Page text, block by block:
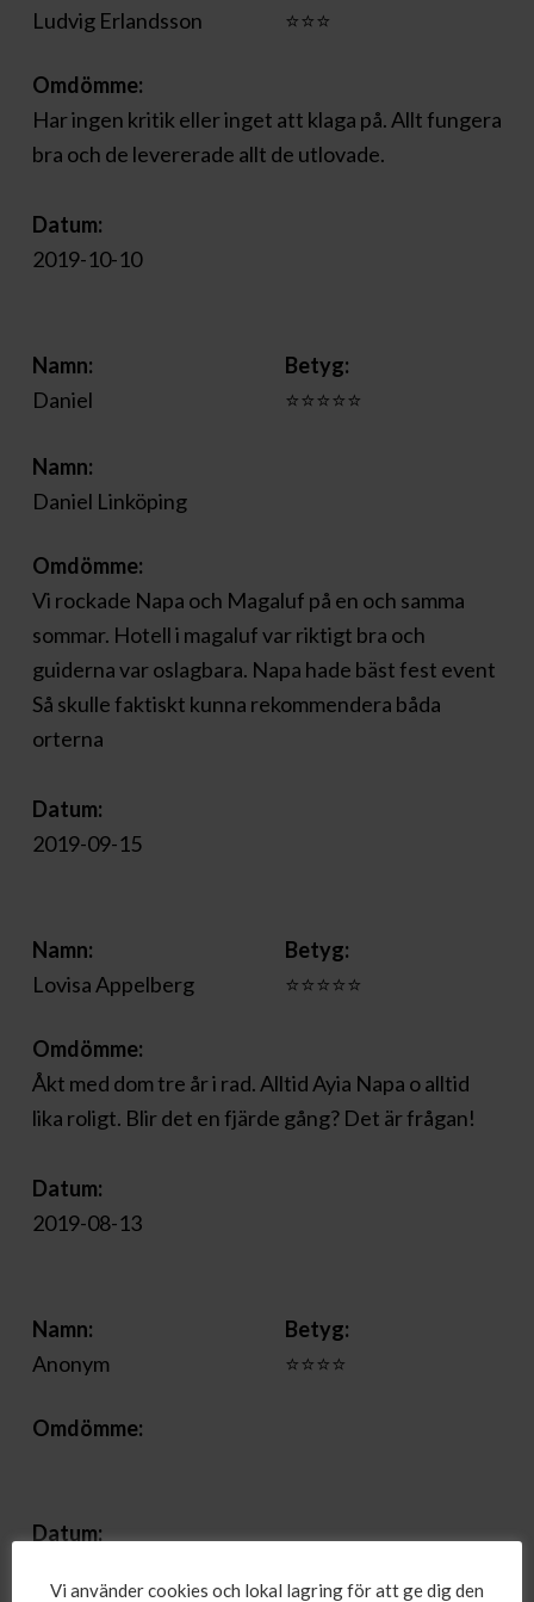
Ludvig Erlandsson
⭐⭐⭐
Omdömme:
Har ingen kritik eller inget att klaga på. Allt fungera
bra och de levererade allt de utlovade.
Datum:
2019-10-10
Namn:
Daniel
Namn:
Daniel Linköping
Betyg:
⭐⭐⭐⭐⭐
Omdömme:
Vi rockade Napa och Magaluf på en och samma
sommar. Hotell i magaluf var riktigt bra och
guiderna var oslagbara. Napa hade bäst fest event
Så skulle faktiskt kunna rekommendera båda
orterna
Datum:
2019-09-15
Namn:
Lovisa Appelberg
Betyg:
⭐⭐⭐⭐⭐
Omdömme:
Åkt med dom tre år i rad. Alltid Ayia Napa o alltid
lika roligt. Blir det en fjärde gång? Det är frågan!
Datum:
2019-08-13
Namn:
Anonym
Betyg:
⭐⭐⭐⭐
Omdömme:
Datum:
Vi använder cookies och lokal lagring för att ge dig den